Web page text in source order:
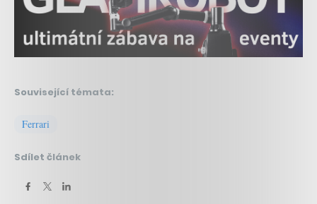
Související témata:
Ferrari
Sdílet článek